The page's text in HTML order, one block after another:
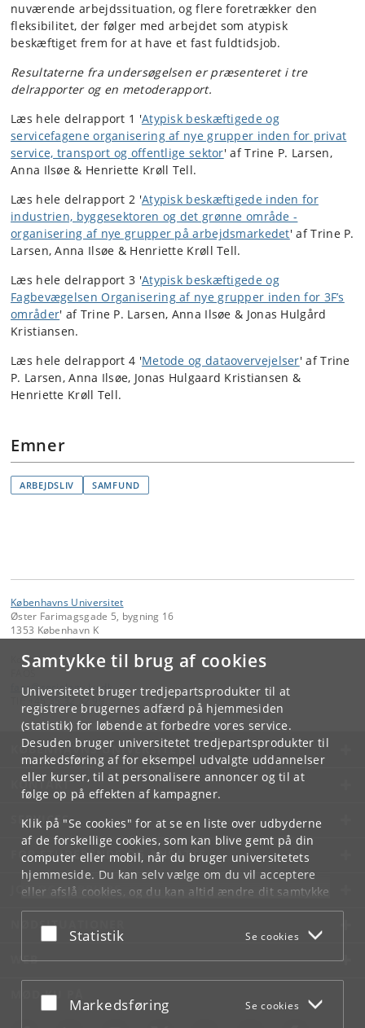
Samtykke til brug af cookies
Universitetet bruger tredjepartsprodukter til at
registrere brugernes adfærd på hjemmesiden
(statistik) for løbende at forbedre vores service.
Desuden bruger universitetet tredjepartsprodukter til
markedsføring af for eksempel udvalgte uddannelser
eller kurser, til at personalisere annoncer og til at
følge op på effekten af kampagner.
Klik på "Se cookies" for at se en liste over udbyderne
af de forskellige cookies, som kan blive gemt på din
computer eller mobil, når du bruger universitetets
hjemmeside. Du kan selv vælge om du vil acceptere
eller afslå cookies, og du kan altid ændre dit samtykke
underCookie- og privatlivspolitiksom du finder i
bunden af hver side.
Acceptér eller afslå
Statistik Se cookies
Acceptér eller afslå
Markedsføring Se cookies
nuværende arbejdssituation, og flere foretrækker den
fleksibilitet, der følger med arbejdet som atypisk
beskæftiget frem for at have et fast fuldtidsjob.
Resultaterne fra undersøgelsen er præsenteret i tre
delrapporter og en metoderapport.
Læs hele delrapport 1 'Atypisk beskæftigede og
servicefagene organisering af nye grupper inden for privat
service, transport og offentlige sektor' af Trine P. Larsen,
Anna Ilsøe & Henriette Krøll Tell.
Læs hele delrapport 2 'Atypisk beskæftigede inden for
industrien, byggesektoren og det grønne område -
organisering af nye grupper på arbejdsmarkedet' af Trine P.
Larsen, Anna Ilsøe & Henriette Krøll Tell.
Læs hele delrapport 3 'Atypisk beskæftigede og
Fagbevægelsen Organisering af nye grupper inden for 3F’s
områder' af Trine P. Larsen, Anna Ilsøe & Jonas Hulgård
Kristiansen.
Læs hele delrapport 4 'Metode og dataovervejelser' af Trine
P. Larsen, Anna Ilsøe, Jonas Hulgaard Kristiansen &
Henriette Krøll Tell.
Emner
ARBEJDSLIV SAMFUND
Københavns Universitet
Øster Farimagsgade 5, bygning 16
1353 København K
Kontakt:
faos@sociology.ku.dk
KØBENHAVNS UNIVERSITET
KONTAKT
SERVICES
FOR STUDERENDE OG ANSATTE
JOB OG KARRIERE
NØDSITUATIONER
WEB
MØD KU PÅ